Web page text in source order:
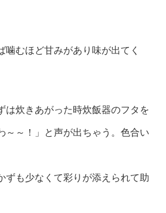
噛むほど甘みがあり味が出てく
は炊きあがった時炊飯器のフタを
～～！」と声が出ちゃう。色合い
ずも少なくて彩りが添えられて助